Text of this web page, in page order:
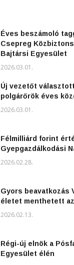
Éves beszámoló
Csepreg
Bajtársi Egyesület
2026.03.01.
Új vezetőt
polgárőrök éves
2026.03.01.
Félmilliárd forint
Gyepgazdálkodási
2026.02.28.
Gyors beavatkozás
életet menthetett
2026.02.13.
Régi-új elnök a
Egyesület élén